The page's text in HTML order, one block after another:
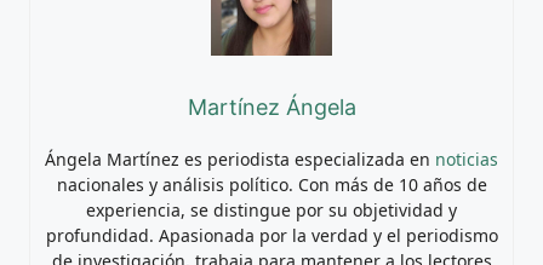
Martínez Ángela
Ángela Martínez es periodista especializada en noticias
nacionales y análisis político. Con más de 10 años de
experiencia, se distingue por su objetividad y
profundidad. Apasionada por la verdad y el periodismo